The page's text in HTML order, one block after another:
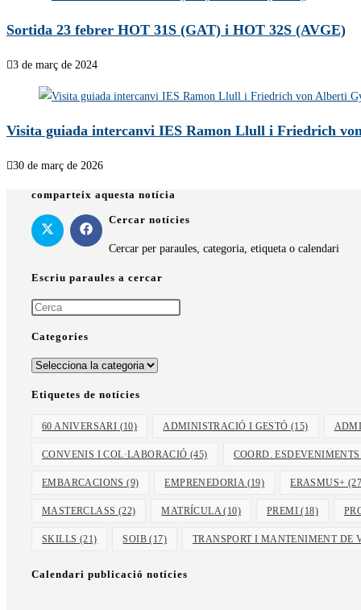
Sortida 23 febrer HOT 31S (GAT) i HOT 32S (AVGE)
3 de març de 2024
Visita guiada intercanvi IES Ramon Llull i Friedrich
30 de març de 2026
comparteix aquesta notícia
Cercar notícies
Cercar per paraules, categoria, etiqueta o calendari
Escriu paraules a cercar
Categories
Etiquetes de notícies
60 ANIVERSARI (10) ADMINISTRACIÓ I GESTÓ (15)
CONVENIS I COL·LABORACIÓ (45) COORD.
EMBARCACIONS (9) EMPRENEDORIA (19) ERASMUS+
MASTERCLASS (22) MATRÍCULA (10) PREMI (18)
SKILLS (21) SOIB (17) TRANSPORT I MANTENIMENT DE
Calendari publicació notícies